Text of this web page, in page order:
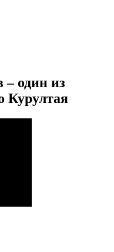
– один из
Курултая